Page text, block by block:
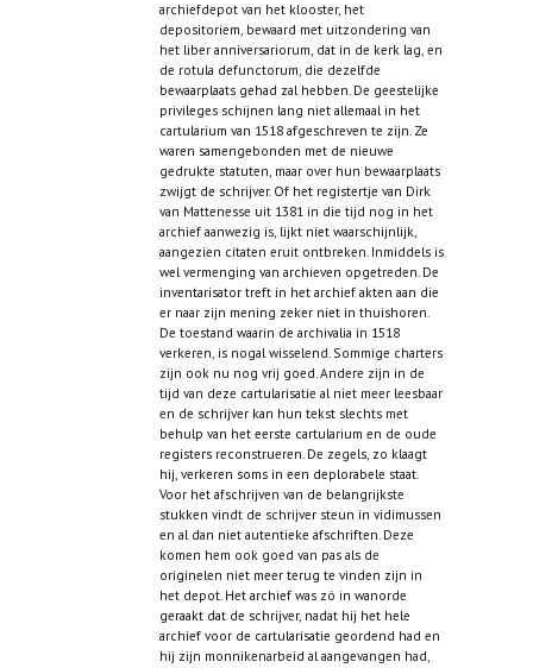
archiefdepot van het klooster, het
depositoriem, bewaard met uitzondering van
het liber anniversariorum, dat in de kerk lag, en
de rotula defunctorum, die dezelfde
bewaarplaats gehad zal hebben. De geestelijke
privileges schijnen lang niet allemaal in het
cartularium van 1518 afgeschreven te zijn. Ze
waren samengebonden met de nieuwe
gedrukte statuten, maar over hun bewaarplaats
zwijgt de schrijver. Of het registertje van Dirk
van Mattenesse uit 1381 in die tijd nog in het
archief aanwezig is, lijkt niet waarschijnlijk,
aangezien citaten eruit ontbreken. Inmiddels is
wel vermenging van archieven opgetreden. De
inventarisator treft in het archief akten aan die
er naar zijn mening zeker niet in thuishoren.
De toestand waarin de archivalia in 1518
verkeren, is nogal wisselend. Sommige charters
zijn ook nu nog vrij goed. Andere zijn in de
tijd van deze cartularisatie al niet meer leesbaar
en de schrijver kan hun tekst slechts met
behulp van het eerste cartularium en de oude
registers reconstrueren. De zegels, zo klaagt
hij, verkeren soms in een deplorabele staat.
Voor het afschrijven van de belangrijkste
stukken vindt de schrijver steun in vidimussen
en al dan niet autentieke afschriften. Deze
komen hem ook goed van pas als de
originelen niet meer terug te vinden zijn in
het depot. Het archief was zó in wanorde
geraakt dat de schrijver, nadat hij het hele
archief voor de cartularisatie geordend had en
hij zijn monnikenarbeid al aangevangen had,